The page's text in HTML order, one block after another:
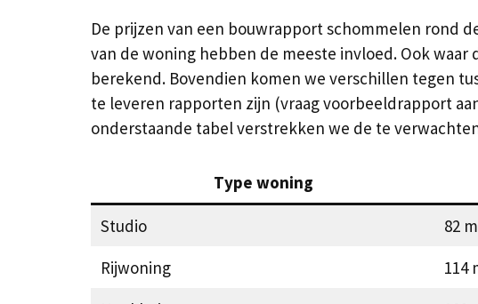
De prijzen van een bouwrapport schommelen rond
van de woning hebben de meeste invloed. Ook
berekend. Bovendien komen we verschillen tegen
te leveren rapporten zijn (vraag voorbeeldrapport
onderstaande tabel verstrekken we de te
Type woning
Studio 82
Rijwoning
114